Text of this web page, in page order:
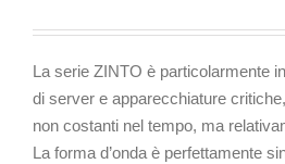
La serie ZINTO è particolarmente
di server e apparecchiature
non costanti nel tempo, ma
La forma d’onda è perfettamente